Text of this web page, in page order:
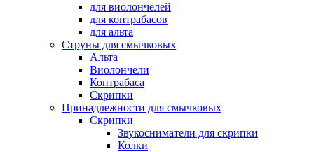
для виолончелей
для контрабасов
для альта
Струны для смычковых
Альта
Виолончели
Контрабаса
Скрипки
Принадлежности для смычковых
Скрипки
Звукосниматели для скрипки
Колки